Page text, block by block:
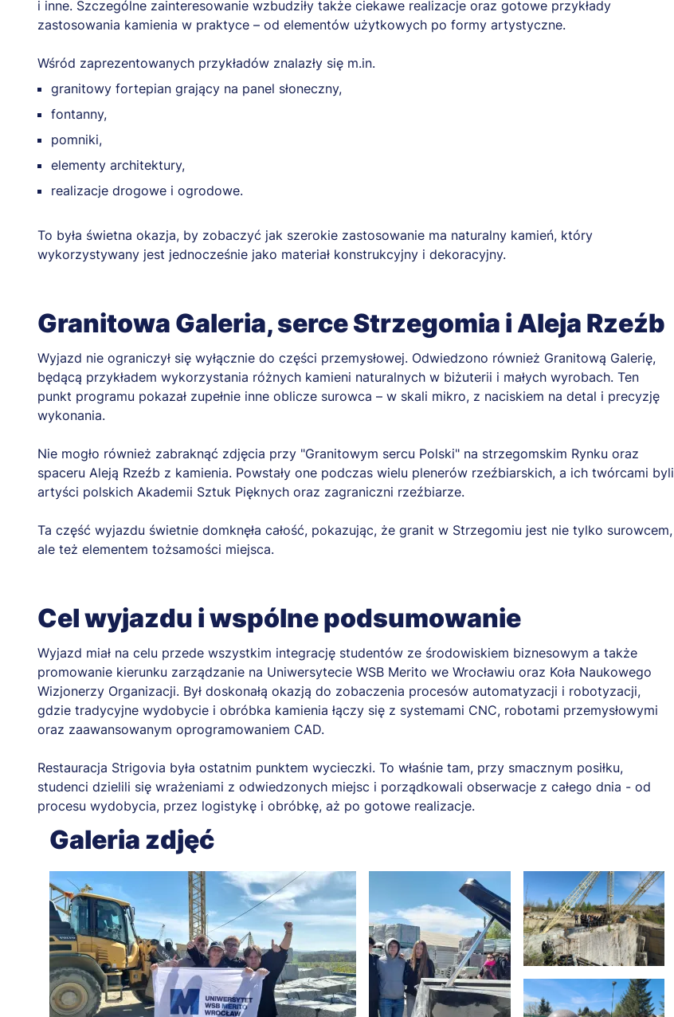
i inne. Szczególne zainteresowanie wzbudziły także ciekawe realizacje oraz gotowe przykłady
zastosowania kamienia w praktyce – od elementów użytkowych po formy artystyczne.
Wśród zaprezentowanych przykładów znalazły się m.in.
granitowy fortepian grający na panel słoneczny,
fontanny,
pomniki,
elementy architektury,
realizacje drogowe i ogrodowe.
To była świetna okazja, by zobaczyć jak szerokie zastosowanie ma naturalny kamień, który
wykorzystywany jest jednocześnie jako materiał konstrukcyjny i dekoracyjny.
Granitowa Galeria, serce Strzegomia i Aleja Rzeźb
Wyjazd nie ograniczył się wyłącznie do części przemysłowej. Odwiedzono również Granitową Galerię,
będącą przykładem wykorzystania różnych kamieni naturalnych w biżuterii i małych wyrobach. Ten
punkt programu pokazał zupełnie inne oblicze surowca – w skali mikro, z naciskiem na detal i precyzję
wykonania.
Nie mogło również zabraknąć zdjęcia przy "Granitowym sercu Polski" na strzegomskim Rynku oraz
spaceru Aleją Rzeźb z kamienia. Powstały one podczas wielu plenerów rzeźbiarskich, a ich twórcami byli
artyści polskich Akademii Sztuk Pięknych oraz zagraniczni rzeźbiarze.
Ta część wyjazdu świetnie domknęła całość, pokazując, że granit w Strzegomiu jest nie tylko surowcem,
ale też elementem tożsamości miejsca.
Cel wyjazdu i wspólne podsumowanie
Wyjazd miał na celu przede wszystkim integrację studentów ze środowiskiem biznesowym a także
promowanie kierunku zarządzanie na Uniwersytecie WSB Merito we Wrocławiu oraz Koła Naukowego
Wizjonerzy Organizacji. Był doskonałą okazją do zobaczenia procesów automatyzacji i robotyzacji,
gdzie tradycyjne wydobycie i obróbka kamienia łączy się z systemami CNC, robotami przemysłowymi
oraz zaawansowanym oprogramowaniem CAD.
Restauracja Strigovia była ostatnim punktem wycieczki. To właśnie tam, przy smacznym posiłku,
studenci dzielili się wrażeniami z odwiedzonych miejsc i porządkowali obserwacje z całego dnia - od
procesu wydobycia, przez logistykę i obróbkę, aż po gotowe realizacje.
Galeria zdjęć